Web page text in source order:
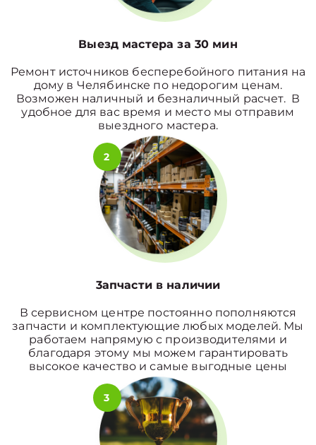
Выезд мастера за 30 мин
Ремонт источников бесперебойного питания на
дому в Челябинске по недорогим ценам.
Возможен наличный и безналичный расчет. В
удобное для вас время и место мы отправим
выездного мастера.
2
3апчасти в наличии
В сервисном центре постоянно пополняются
запчасти и комплектующие любых моделей. Мы
работаем напрямую с производителями и
благодаря этому мы можем гарантировать
высокое качество и самые выгодные цены
3